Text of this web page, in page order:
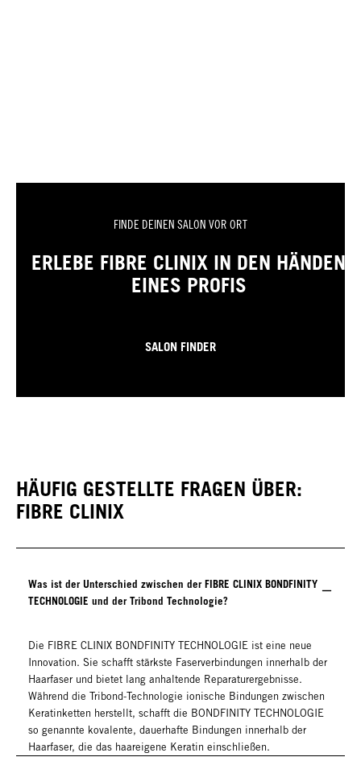
FINDE DEINEN SALON VOR ORT
ERLEBE FIBRE CLINIX IN DEN HÄNDEN
EINES PROFIS
SALON FINDER
HÄUFIG GESTELLTE FRAGEN ÜBER:
FIBRE CLINIX
Was ist der Unterschied zwischen der FIBRE CLINIX BONDFINITY
TECHNOLOGIE und der Tribond Technologie?
Die FIBRE CLINIX BONDFINITY TECHNOLOGIE ist eine neue
Innovation. Sie schafft stärkste Faserverbindungen innerhalb der
Haarfaser und bietet lang anhaltende Reparaturergebnisse.
Während die Tribond-Technologie ionische Bindungen zwischen
Keratinketten herstellt, schafft die BONDFINITY TECHNOLOGIE
so genannte kovalente, dauerhafte Bindungen innerhalb der
Haarfaser, die das haareigene Keratin einschließen.